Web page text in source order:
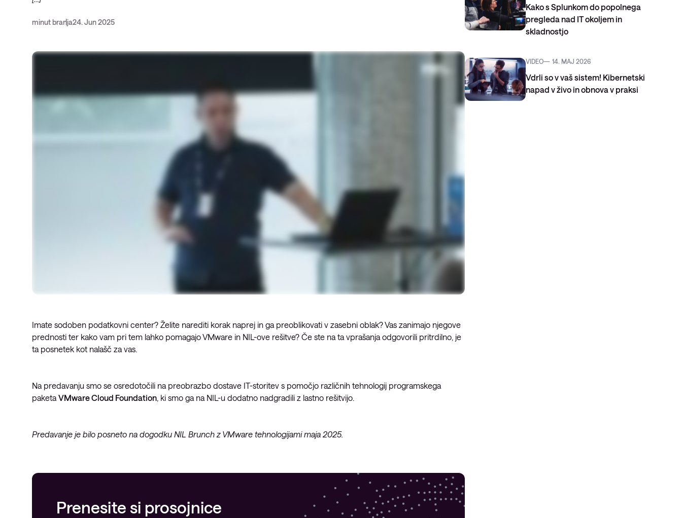
katastrofi
Upravljanje varnostnih kopij
Opazljivost
minut branja24. Jun 2025
Imate sodoben podatkovni center? Želite narediti korak naprej in ga preoblikovati v zasebni oblak? Vas zanimajo njegove
prednosti ter kako vam pri tem lahko pomagajo VMware in NIL-ove rešitve? Če ste na ta vprašanja odgovorili pritrdilno, je
ta posnetek kot nalašč za vas.
Na predavanju smo se osredotočili na preobrazbo dostave IT-storitev s pomočjo različnih tehnologij programskega
paketa VMware Cloud Foundation , ki smo ga na NIL-u dodatno nadgradili z lastno rešitvijo.
Predavanje je bilo posneto na dogodku NIL Brunch z VMware tehnologijami maja 2025.
Prenesite si prosojnice
Kako s Splunkom do popolnega
pregleda nad IT okoljem in
skladnostjo
VIDEO 14. MAJ 2026
Vdrli so v vaš sistem! Kibernetski
napad v živo in obnova v praksi